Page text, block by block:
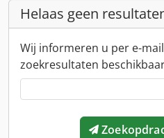
Helaas geen
Wij informeren u per e-
zoekresultaten